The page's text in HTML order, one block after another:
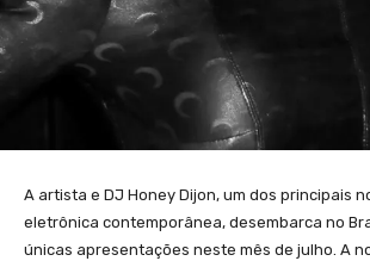
A artista e DJ Honey Dijon, um dos principais
eletrônica contemporânea, desembarca no
únicas apresentações neste mês de julho. A